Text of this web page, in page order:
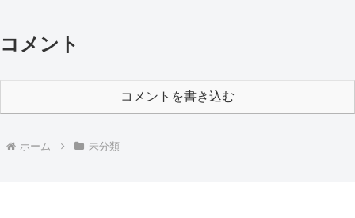
コメント
コメントを書き込む
ホーム 未分類